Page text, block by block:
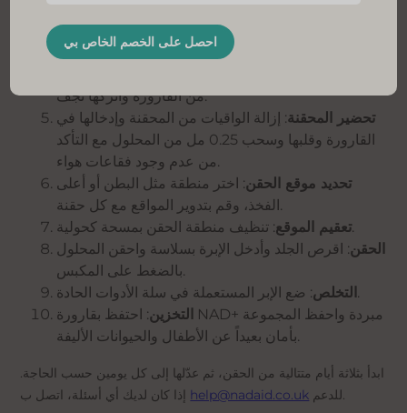
تعديل درجة الحرارة: اسمح لقارورة NAD+ المبردة
من القارورة واتركها تجف.
تحضير المحقنة: إزالة الواقيات من المحقنة وإدخالها في
القارورة وقلبها وسحب 0.25 مل من المحلول مع التأكد
من عدم وجود فقاعات هواء.
تحديد موقع الحقن: اختر منطقة مثل البطن أو أعلى
الفخذ، وقم بتدوير المواقع مع كل حقنة.
تعقيم الموقع: تنظيف منطقة الحقن بمسحة كحولية.
الحقن: اقرص الجلد وأدخل الإبرة بسلاسة واحقن المحلول
بالضغط على المكبس.
التخلص : ضع الإبر المستعملة في سلة الأدوات الحادة.
التخزين: احتفظ بقارورة NAD+ مبردة واحفظ المجموعة
بأمان بعيداً عن الأطفال والحيوانات الأليفة.
ابدأ بثلاثة أيام متتالية من الحقن، ثم عدّلها إلى كل يومين حسب الحاجة.
help@nadaid.co.uk للدعم.